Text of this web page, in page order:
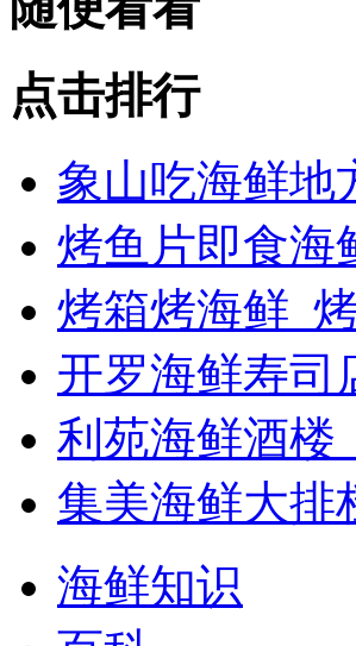
点击排行
象山吃海鲜地
烤鱼片即食海
烤箱烤海鲜_
开罗海鲜寿司
利苑海鲜酒楼
集美海鲜大排
海鲜知识